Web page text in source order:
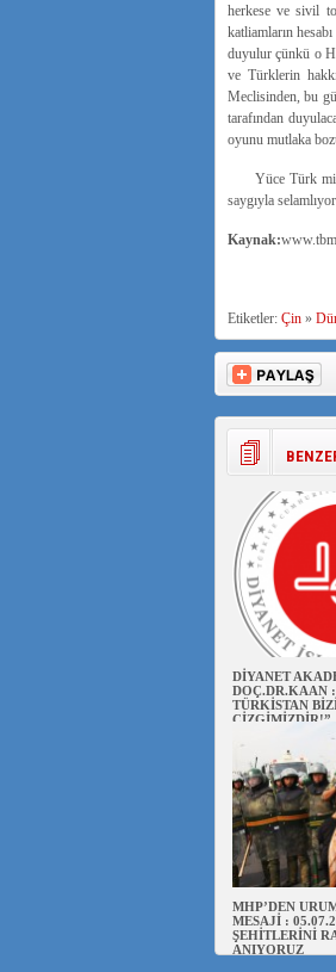
herkese ve sivil
katliamların
duyulur çünkü o
ve Türklerin
Meclisinden, bu
tarafından
oyunu mutlaka
Yüce Türk
saygıyla
Kaynak:
Etiketler: Çin»
DİYANET
DOÇ.DR.KAAN
TÜRKİSTAN
ÇİZGİMİZDİR!”
MHP’DEN
MESAJİ :
ŞEHİTLERİNİ
ANIYORUZ